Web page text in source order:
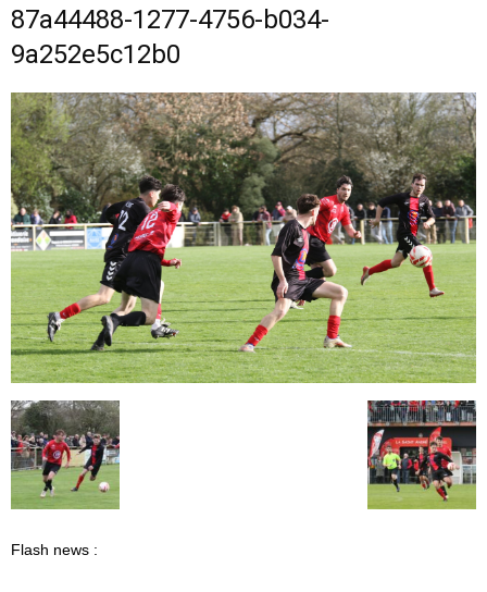
87a44488-1277-4756-b034-
9a252e5c12b0
Flash news :